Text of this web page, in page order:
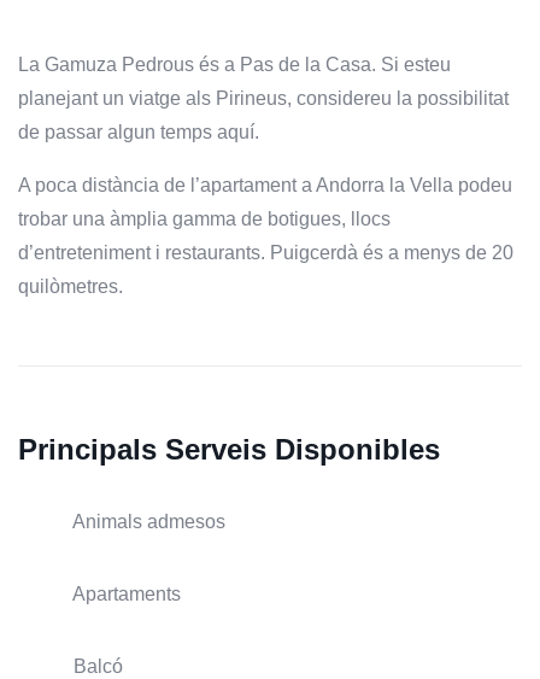
La Gamuza Pedrous és a Pas de la Casa. Si esteu
planejant un viatge als Pirineus, considereu la possibilitat
de passar algun temps aquí.
A poca distància de l’apartament a Andorra la Vella podeu
trobar una àmplia gamma de botigues, llocs
d’entreteniment i restaurants. Puigcerdà és a menys de 20
quilòmetres.
Principals Serveis Disponibles
Animals admesos
Apartaments
Balcó